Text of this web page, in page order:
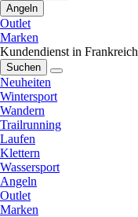
Angeln
Outlet
Marken
Kundendienst in Frankreich
Suchen
Neuheiten
Wintersport
Wandern
Trailrunning
Laufen
Klettern
Wassersport
Angeln
Outlet
Marken